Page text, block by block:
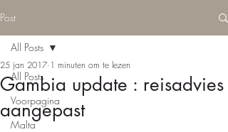
Post
All Posts
Voorpagina
Malta
All Posts
Gambia update : reisadvies
aangepast
25 jan 2017 1 minuten om te lezen